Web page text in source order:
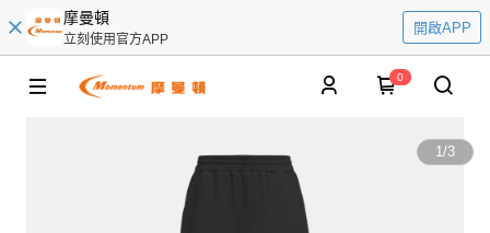
摩曼頓
立刻使用官方APP
開啟APP
0
1/3